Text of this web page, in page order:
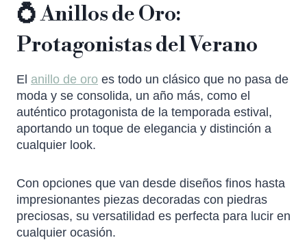
💍 Anillos de Oro:
Protagonistas del Verano
El anillo de oro es todo un clásico que no pasa de
moda y se consolida, un año más, como el
auténtico protagonista de la temporada estival,
aportando un toque de elegancia y distinción a
cualquier look.
Con opciones que van desde diseños finos hasta
impresionantes piezas decoradas con piedras
preciosas, su versatilidad es perfecta para lucir en
cualquier ocasión.